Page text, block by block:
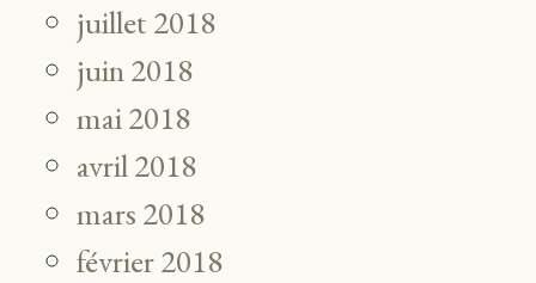
juillet 2018
juin 2018
mai 2018
avril 2018
mars 2018
février 2018